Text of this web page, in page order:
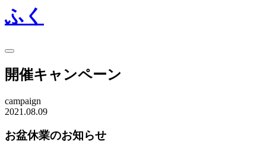
ふく
開催キャンペーン
campaign
2021.08.09
お盆休業のお知らせ